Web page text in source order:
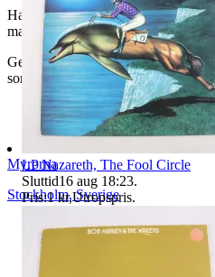
Har du frågor eller funderingar hör
mail:
webbshop@myrorna.se
Genom att buda på våra annonser
som du hittar på vår infosida här på
Myrorna
Stockholm,Sverige
LP Nazareth, The Fool Circle
Sluttid16 aug 18:23.
Pris:1 kr,Utropspris.